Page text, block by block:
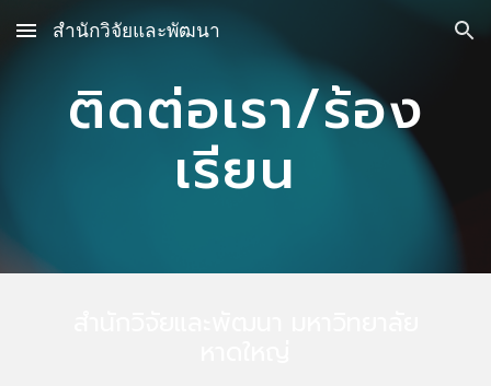
Skip to main content Skip to navigation
สำนักวิจัยและพัฒนา
ติดต่อเรา/ร้อง
เรียน